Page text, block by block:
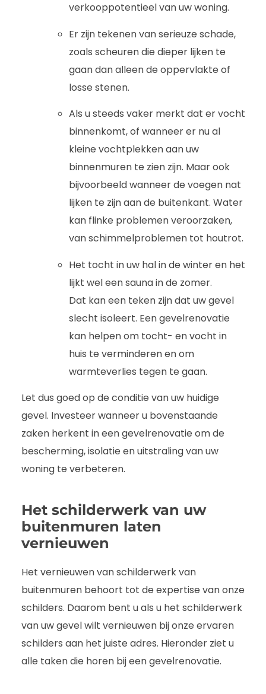
verkooppotentieel van uw woning.
Er zijn tekenen van serieuze schade,
zoals scheuren die dieper lijken te
gaan dan alleen de oppervlakte of
losse stenen.
Als u steeds vaker merkt dat er vocht
binnenkomt, of wanneer er nu al
kleine vochtplekken aan uw
binnenmuren te zien zijn. Maar ook
bijvoorbeeld wanneer de voegen nat
lijken te zijn aan de buitenkant. Water
kan flinke problemen veroorzaken,
van schimmelproblemen tot houtrot.
Het tocht in uw hal in de winter en het
lijkt wel een sauna in de zomer.
Dat kan een teken zijn dat uw gevel
slecht isoleert. Een gevelrenovatie
kan helpen om tocht- en vocht in
huis te verminderen en om
warmteverlies tegen te gaan.
Let dus goed op de conditie van uw huidige
gevel. Investeer wanneer u bovenstaande
zaken herkent in een gevelrenovatie om de
bescherming, isolatie en uitstraling van uw
woning te verbeteren.
Het schilderwerk van uw
buitenmuren laten
vernieuwen
Het vernieuwen van schilderwerk van
buitenmuren behoort tot de expertise van onze
schilders. Daarom bent u als u het schilderwerk
van uw gevel wilt vernieuwen bij onze ervaren
schilders aan het juiste adres. Hieronder ziet u
alle taken die horen bij een gevelrenovatie.